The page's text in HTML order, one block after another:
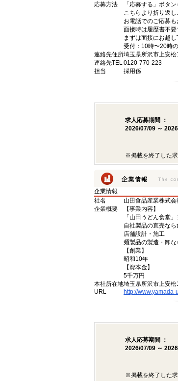
応募方法
「応募する」ボタ
こちらより折り返し
お電話でのご応募も
面接時は履歴書不要
まずは面接にお越し
受付：10時〜20時
連絡先住所埼玉県所沢市上安松
連絡先TEL0120-770-223
担当
採用係
求人応募期間 ：
2026/07/09 ～
※掲載を終了した求
企業情報
社名
山田食品産業株式会
企業概要
【事業内容】
「山田うどん食堂
自社製品の直売な
店舗設計・施工
麺製品の製造・卸
【創業】
昭和10年
【資本金】
5千万円
本社所在地埼玉県所沢市上安松
URL
http://www.yamada-
求人応募期間 ：
2026/07/09 ～
※掲載を終了した求